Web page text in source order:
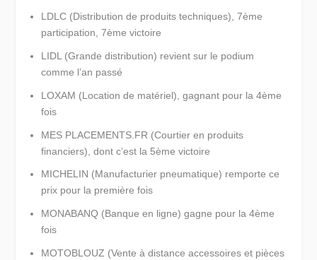
LDLC (Distribution de produits techniques), 7ème
participation, 7ème victoire
LIDL (Grande distribution) revient sur le podium
comme l’an passé
LOXAM (Location de matériel), gagnant pour la 4ème
fois
MES PLACEMENTS.FR (Courtier en produits
financiers), dont c’est la 5ème victoire
MICHELIN (Manufacturier pneumatique) remporte ce
prix pour la première fois
MONABANQ (Banque en ligne) gagne pour la 4ème
fois
MOTOBLOUZ (Vente à distance accessoires et pièces